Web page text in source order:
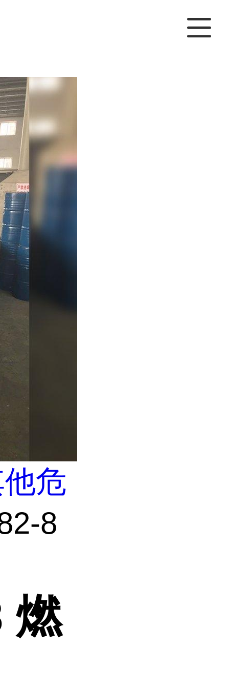
危
8
燃